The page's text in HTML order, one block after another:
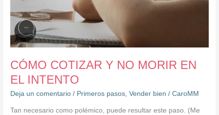
CÓMO COTIZAR Y NO MORIR EN
EL INTENTO
Deja un comentario / Primeros pasos,Vender bien /CaroMM
Tan necesario como polémico, puede resultar este paso. (Me